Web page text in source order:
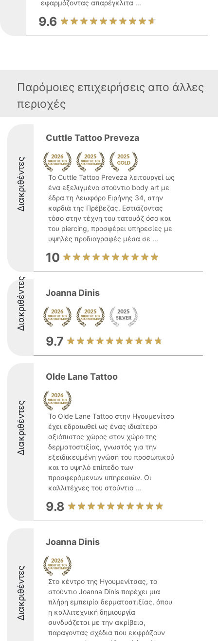
εφαρμόζοντας απαρέγκλιτα ...
9.6
Παρόμοιες επιχειρήσεις απο άλλες
περιοχές
Διακριθέντες
Cuttle Tattoo Preveza
Το Cuttle Tattoo Preveza λειτουργεί ως
ένα εξελιγμένο στούντιο body art με
έδρα τη Λεωφόρο Ειρήνης 34, στην
καρδιά της Πρέβεζας. Εστιάζοντας
τόσο στην τέχνη του τατουάζ όσο και
του piercing, προσφέρει υπηρεσίες με
υψηλές προδιαγραφές μέσα σε ...
10
Διακριθέντες Joanna Dinis
9.7
Διακριθέντες
Olde Lane Tattoo
Το Olde Lane Tattoo στην Ηγουμενίτσα
έχει εδραιωθεί ως ένας ιδιαίτερα
αξιόπιστος χώρος στον χώρο της
δερματοστιξίας, γνωστός για την
εξειδικευμένη γνώση του προσωπικού
και το υψηλό επίπεδο των
προσφερόμενων υπηρεσιών. Οι
καλλιτέχνες του στούντιο ...
9.8
Διακριθέντες
Joanna Dinis
Στο κέντρο της Ηγουμενίτσας, το
στούντιο Joanna Dinis παρέχει μια
πλήρη εμπειρία δερματοστιξίας, όπου
η καλλιτεχνική δημιουργία
συνδυάζεται με την ακρίβεια,
παράγοντας σχέδια που εκφράζουν